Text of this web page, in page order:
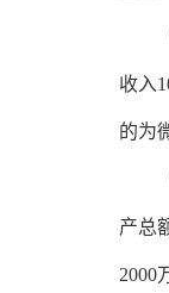
（
收入
的为
（
产总
2000